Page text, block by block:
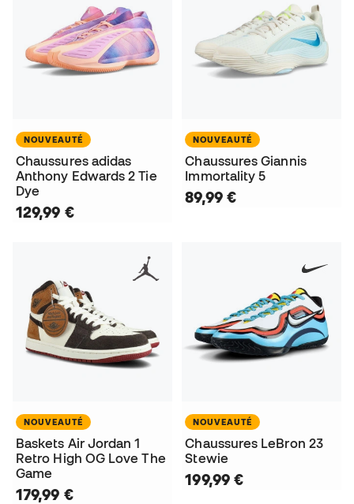
NOUVEAUTÉ
Chaussures adidas
Anthony Edwards 2 Tie
Dye
129,99 €
NOUVEAUTÉ
Chaussures Giannis
Immortality 5
89,99 €
NOUVEAUTÉ
Baskets Air Jordan 1
Retro High OG Love The
Game
179,99 €
NOUVEAUTÉ
Chaussures LeBron 23
Stewie
199,99 €